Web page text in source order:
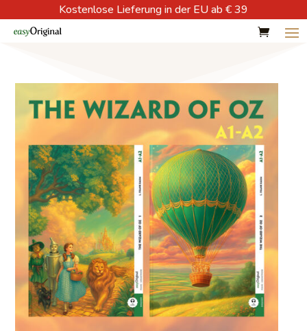
Kostenlose Lieferung in der EU ab € 39